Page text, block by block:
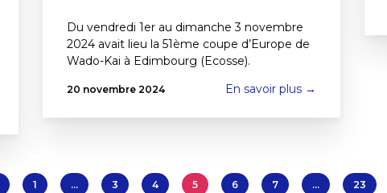
Du vendredi 1er au dimanche 3 novembre
2024 avait lieu la 51ème coupe d’Europe de
Wado-Kai à Edimbourg (Ecosse).
20 novembre 2024 En savoir plus →
1 … 3 4 5 6 7 … 23